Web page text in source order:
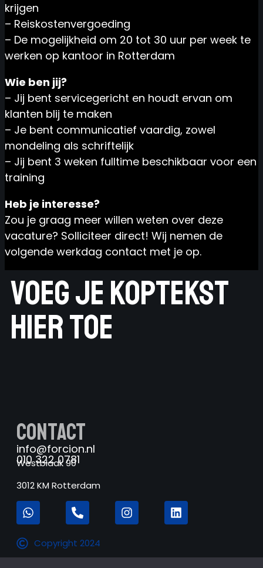
krijgen
– Reiskostenvergoeding
– De mogelijkheid om 20 tot 30 uur per week te
werken op kantoor in Rotterdam
Wie ben jij?
– Jij bent servicegericht en houdt ervan om
klanten blij te maken
– Je bent communicatief vaardig, zowel
mondeling als schriftelijk
– Jij bent 3 weken fulltime beschikbaar voor een
training
Heb je interesse?
Zou je graag meer willen weten over deze
vacature? Solliciteer direct! Wij nemen de
volgende werkdag contact met je op.
Voeg je koptekst
hier toe
Contact
info@forcion.nl
010 322 0781
Westblaak 90
3012 KM Rotterdam
Copyright 2024